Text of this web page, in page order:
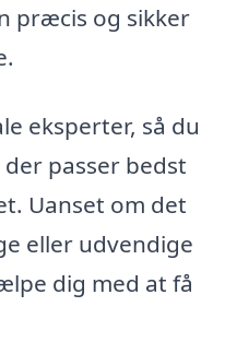
præcis og sikker
eksperter, så du
passer bedst
Uanset om det
eller udvendige
dig med at få